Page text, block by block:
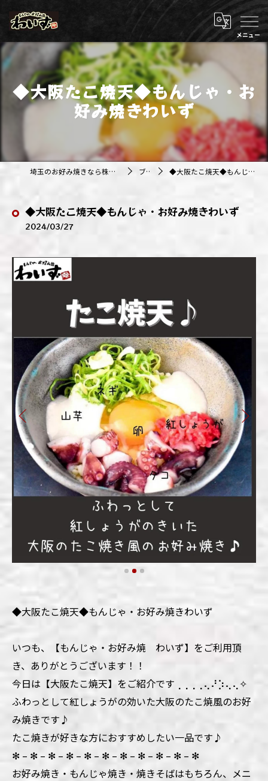
◆大阪たこ焼天◆もんじゃ・お
好み焼きわいず
埼玉のお好み焼きなら株式会社アジルカンパニー ブログ ◆大阪たこ焼天◆もんじゃ・お好み焼きわいず
◆大阪たこ焼天◆もんじゃ・お好み焼きわいず
2024/03/27
◆大阪たこ焼天◆もんじゃ・お好み焼きわいず
いつも、【もんじゃ・お好み焼 わいず】をご利用頂
き、ありがとうございます！！
今日は【大阪たこ焼天】をご紹介です⢀⢀⢀⢀⢄⠜⡱⢄⢄✧
ふわっとして紅しょうがの効いた大阪のたこ焼風のお好
み焼きです♪
たこ焼きが好きな方におすすめしたい一品です♪
✻ – ✻ – ✻ – ✻ – ✻ – ✻ – ✻ – ✻ – ✻ – ✻ – ✻
お好み焼き・もんじゃ焼き・焼きそばはもちろん、メニ